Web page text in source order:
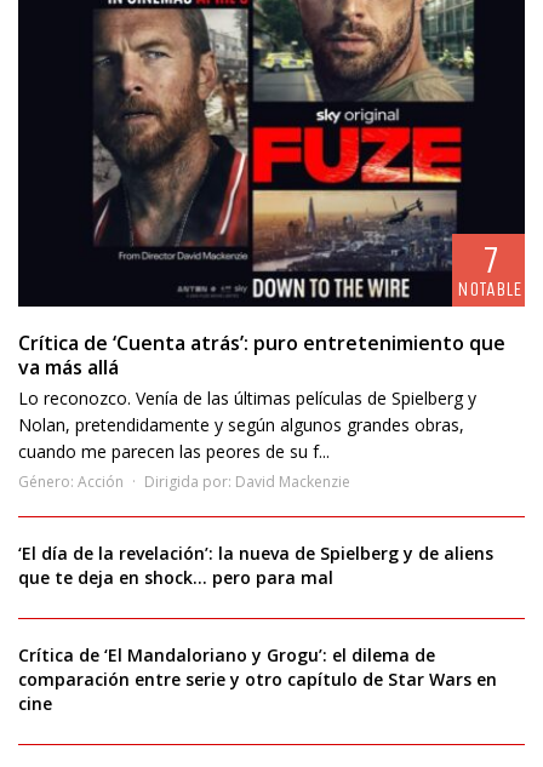
7
NOTABLE
Crítica de ‘Cuenta atrás’: puro entretenimiento que
va más allá
Lo reconozco. Venía de las últimas películas de Spielberg y
Nolan, pretendidamente y según algunos grandes obras,
cuando me parecen las peores de su f...
Género: Acción Dirigida por: David Mackenzie
‘El día de la revelación’: la nueva de Spielberg y de aliens
que te deja en shock… pero para mal
Crítica de ‘El Mandaloriano y Grogu’: el dilema de
comparación entre serie y otro capítulo de Star Wars en
cine